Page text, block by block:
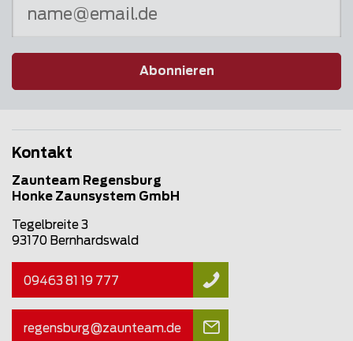
Abonnieren
Kontakt
Zaunteam Regensburg
Honke Zaunsystem GmbH
Tegelbreite 3
93170 Bernhardswald
09463 81 19 777
regensburg@zaunteam.de